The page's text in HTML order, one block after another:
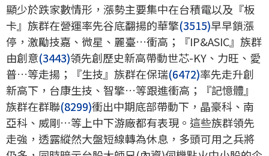
顯少於跌家數情形，漲勢主要集中在台積電以及『板
卡』族群在營運率先谷底翻揚的華擎(3515)早早鎖漲
停，激勵技嘉、微星、麗臺…衝高；『IP&ASIC』族群
由創意(3443)領先創歷史新高帶動世芯-KY、力旺、愛
普…等走揚；『生技』族群在保瑞(6472)率先走升創
新高下，台康生技、智擎…等跟進衝高；『記憶體』
族群在群聯(8299)衝出中期底部帶動下，晶豪科、南
亞科、威剛…等上中下游廠都有表現。這些族群領先
走強，透露縱然大盤短線轉為休息，多頭可用之兵將